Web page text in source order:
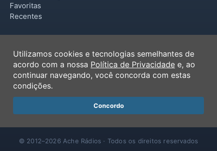
Favoritas
Recentes
Termos de Uso
Política de Privacidade
Ferramentas
Contato
© 2012–2026 Ache Rádios · Todos os direitos reservados
Utilizamos cookies e tecnologias semelhantes de
acordo com a nossa Política de Privacidade e, ao
continuar navegando, você concorda com estas
condições.
Concordo